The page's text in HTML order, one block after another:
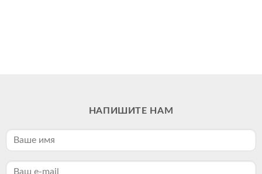
НАПИШИТЕ НАМ